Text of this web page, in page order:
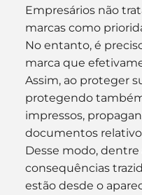
Empresários não
marcas como
No entanto, é
marca que
Assim, ao proteger
protegendo
impressos,
documentos
Desse modo, dentre
consequências
estão desde o